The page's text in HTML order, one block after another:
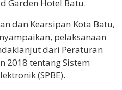
Garden Hotel Batu.
dan Kearsipan Kota Batu,
pelaksanaan
dari Peraturan
2018 tentang Sistem
(SPBE).